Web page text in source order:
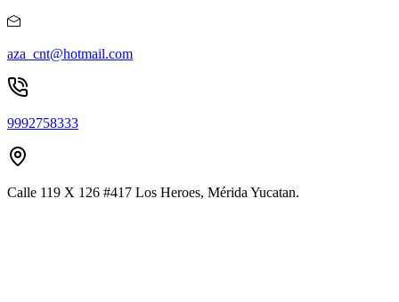
aza_cnt@hotmail.com
9992758333
Calle 119 X 126 #417 Los Heroes, Mérida Yucatan.